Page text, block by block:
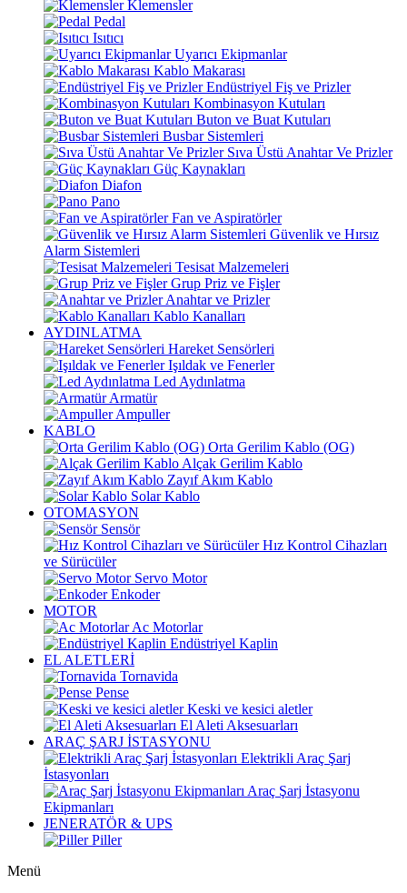
Klemensler
Pedal
Isıtıcı
Uyarıcı Ekipmanlar
Kablo Makarası
Endüstriyel Fiş ve Prizler
Kombinasyon Kutuları
Buton ve Buat Kutuları
Busbar Sistemleri
Sıva Üstü Anahtar Ve Prizler
Güç Kaynakları
Diafon
Pano
Fan ve Aspiratörler
Güvenlik ve Hırsız
Alarm Sistemleri
Tesisat Malzemeleri
Grup Priz ve Fişler
Anahtar ve Prizler
Kablo Kanalları
AYDINLATMA
Hareket Sensörleri
Işıldak ve Fenerler
Led Aydınlatma
Armatür
Ampuller
KABLO
Orta Gerilim Kablo (OG)
Alçak Gerilim Kablo
Zayıf Akım Kablo
Solar Kablo
OTOMASYON
Sensör
Hız Kontrol Cihazları
ve Sürücüler
Servo Motor
Enkoder
MOTOR
Ac Motorlar
Endüstriyel Kaplin
EL ALETLERİ
Tornavida
Pense
Keski ve kesici aletler
El Aleti Aksesuarları
ARAÇ ŞARJ İSTASYONU
Elektrikli Araç Şarj
İstasyonları
Araç Şarj İstasyonu
Ekipmanları
JENERATÖR & UPS
Piller
Menü